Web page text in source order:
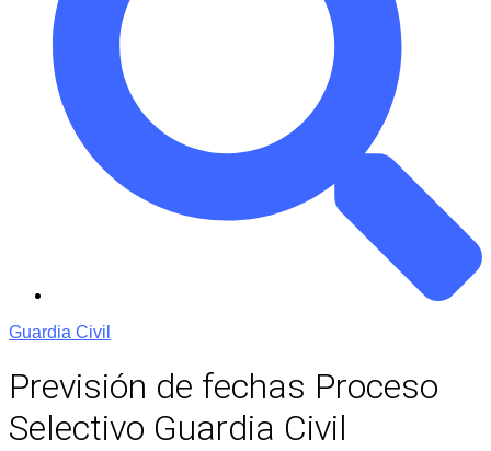
Guardia Civil
Previsión de fechas Proceso
Selectivo Guardia Civil